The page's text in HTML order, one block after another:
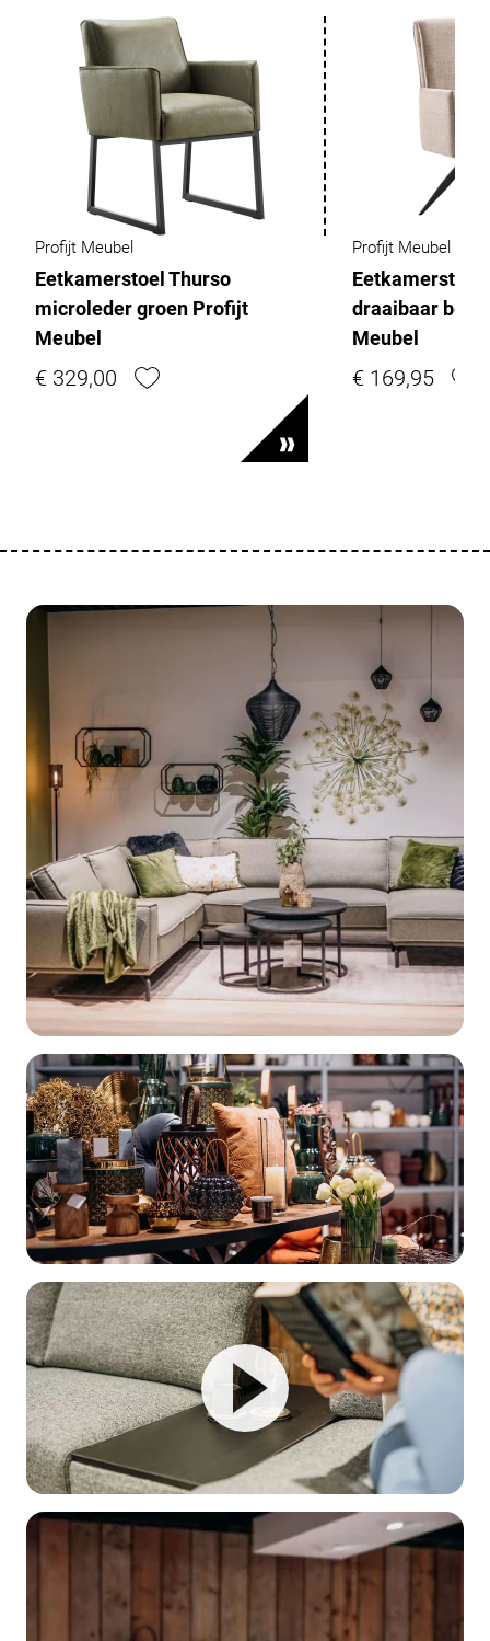
Profijt Meubel
Eetkamerstoel Thurso
microleder groen Profijt
Meubel
€ 329,00
Profijt Meubel
Eetkamerstoel
draaibaar
Meubel
€ 169,95